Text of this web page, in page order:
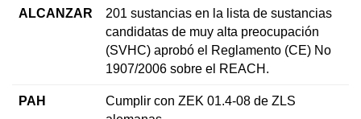
ALCANZAR
201 sustancias en la lista de sustancias
candidatas de muy alta preocupación
(SVHC) aprobó el Reglamento (CE) No
1907/2006 sobre el REACH.
PAH
Cumplir con ZEK 01.4-08 de ZLS